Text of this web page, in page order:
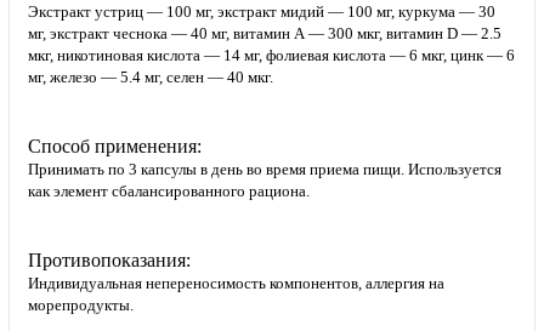
Экстракт устриц — 100 мг, экстракт мидий — 100 мг, куркума — 30
мг, экстракт чеснока — 40 мг, витамин А — 300 мкг, витамин D — 2.5
мкг, никотиновая кислота — 14 мг, фолиевая кислота — 6 мкг, цинк — 6
мг, железо — 5.4 мг, селен — 40 мкг.
Способ применения:
Принимать по 3 капсулы в день во время приема пищи. Используется
как элемент сбалансированного рациона.
Противопоказания:
Индивидуальная непереносимость компонентов, аллергия на
морепродукты.